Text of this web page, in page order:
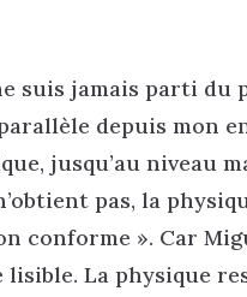
suis jamais parti du
depuis mon
jusqu’au niveau
pas, la
conforme ». Car
La physique